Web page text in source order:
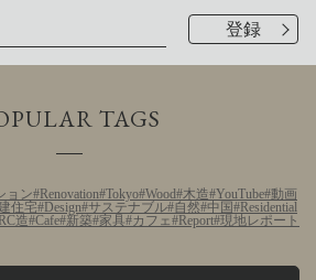
TAGS
ョン Renovation Tokyo Wood 木造 YouTube 動画
住宅 Design サステナブル 自然 中国
Residential
RC造 Cafe 新築 家具 カフェ Report 現地レポート